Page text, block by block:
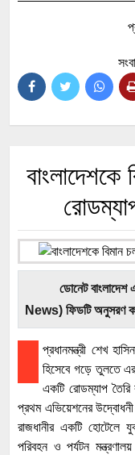
বাংলাদেশকে
ডোনেট
News) ফিডটি অনুসরণ
প্রধানমন্ত্রী শেখ
হিসেবে গড়ে তুলতে
একটি রোডম্যাপ
প্রথম এভিয়েশনের
রাজধানীর একটি হোটেলে
পরিবহন ও পর্যটন